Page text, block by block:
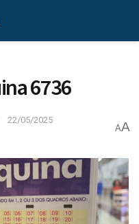
6736
22/05/2025
AA